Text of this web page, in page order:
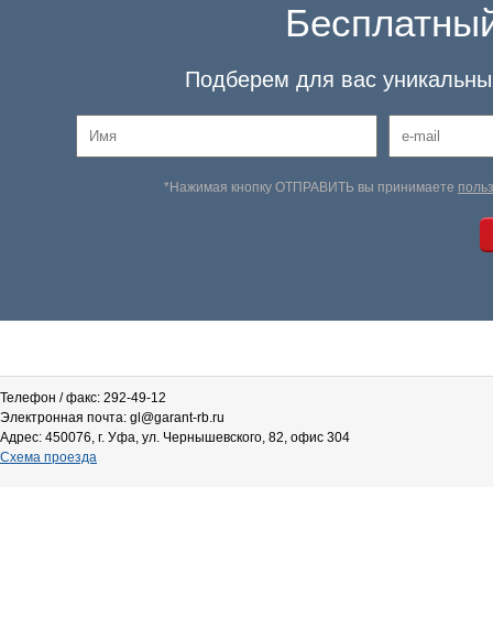
Подберем для вас
*Нажимая кнопку ОТПРАВИТЬ вы принимаете
Телефон / факс: 292-49-12
Электронная почта: gl@garant-rb.ru
Адрес: 450076, г. Уфа, ул. Чернышевского, 82, офис 304
Схема проезда